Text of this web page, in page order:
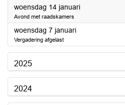
woensdag 14 januari2026
Avond met raadskamers
woensdag 7 januari2026
Vergadering afgelast
2025
2024